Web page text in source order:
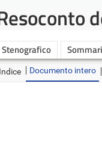
Stenografico
Indice Documento intero